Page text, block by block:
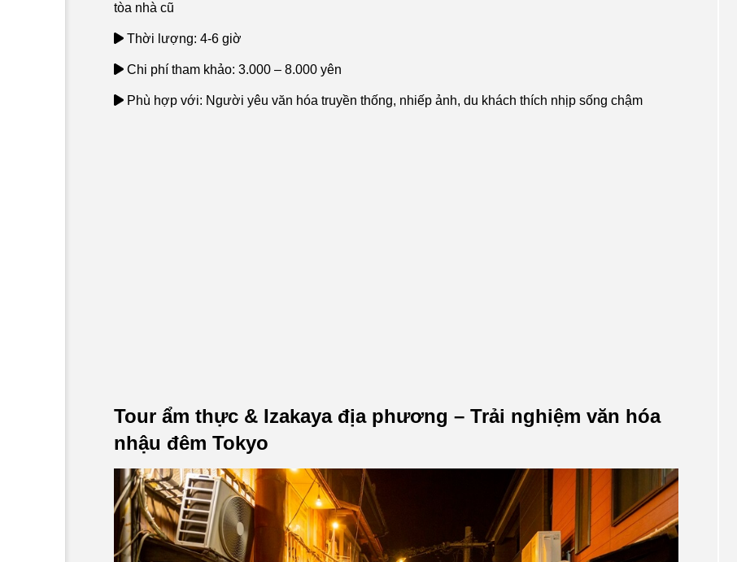
tòa nhà cũ
Thời lượng: 4-6 giờ
Chi phí tham khảo: 3.000 – 8.000 yên
Phù hợp với: Người yêu văn hóa truyền thống, nhiếp ảnh, du khách thích nhịp sống chậm
Tour ẩm thực & Izakaya địa phương – Trải nghiệm văn hóa
nhậu đêm Tokyo